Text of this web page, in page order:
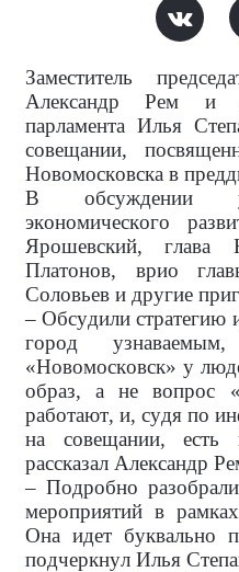
Заместитель
Александр Рем и
парламента Илья
совещании,
Новомосковска в
В обсуждении
экономического
Ярошевский, глава
Платонов, врио
Соловьев и другие
– Обсудили стратегию
город
«Новомосковск» у
образ, а не вопрос
работают, и, судя по
на совещании, есть
рассказал Александр
– Подробно
мероприятий в
Она идет буквально
подчеркнул Илья